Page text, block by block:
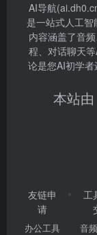
AI导航
是一站式人工
内容涵盖了音
程、对话聊天
论是您AI初学
本站由
友链申
请
办公工具
工
音